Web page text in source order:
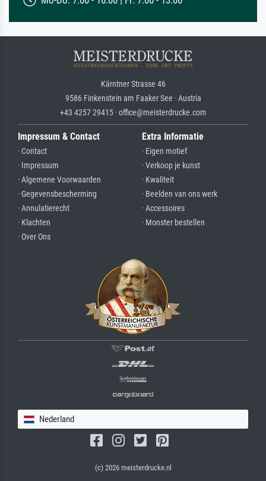
Kärntner Strasse 46
9586 Finkenstein am Faaker See · Austria
+43 4257 29415 · office@meisterdrucke.com
Impressum & Contact
· Contact
· Impressum
· Algemene Voorwaarden
· Gegevensbescherming
· Annulatierecht
· Klachten
· Over Ons
Extra Informatie
· Eigen motief
· Verkoop je kunst
· Kwaliteit
· Beelden van ons werk
· Accessoires
· Monster bestellen
Nederland
(c) 2026 meisterdrucke.nl